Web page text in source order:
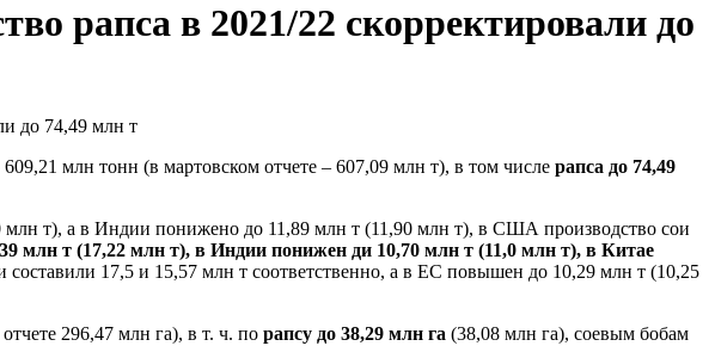
рапса в 2021/22 скорректировали до
до 74,49 млн т
млн тонн (в мартовском отчете – 607,09 млн т), в том числе рапса до 74,49
млн т), а в Индии понижено до 11,89 млн т (11,90 млн т), в США производство сои
млн т (17,22 млн т), в Индии понижен ди 10,70 млн т (11,0 млн т), в Китае
17,5 и 15,57 млн т соответственно, а в ЕС повышен до 10,29 млн т (10,25
296,47 млн га), в т. ч. по рапсу до 38,29 млн га (38,08 млн га), соевым бобам